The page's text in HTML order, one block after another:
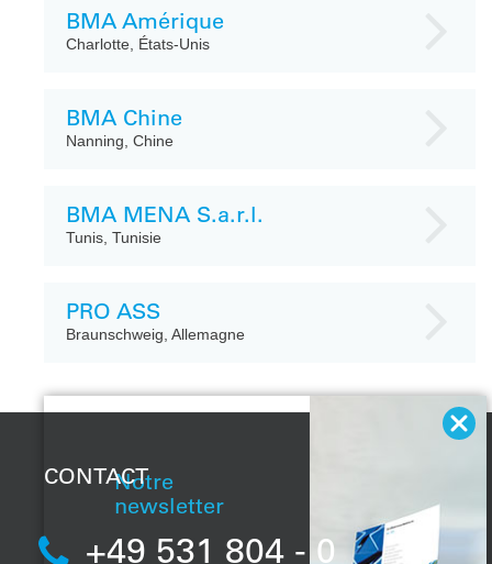
BMA Amérique
Charlotte, États-Unis
BMA Chine
Nanning, Chine
BMA MENA S.a.r.l.
Tunis, Tunisie
PRO ASS
Braunschweig, Allemagne
Notre
newsletter
Grâce à notre
CONTACT
+49 531 804 - 0